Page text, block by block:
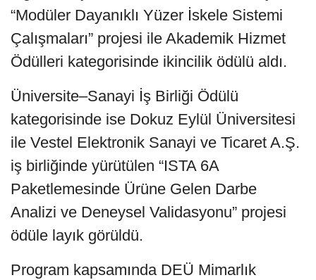
“Modüler Dayanıklı Yüzer İskele Sistemi
Çalışmaları” projesi ile Akademik Hizmet
Ödülleri kategorisinde ikincilik ödülü aldı.
Üniversite–Sanayi İş Birliği Ödülü
kategorisinde ise Dokuz Eylül Üniversitesi
ile Vestel Elektronik Sanayi ve Ticaret A.Ş.
iş birliğinde yürütülen “ISTA 6A
Paketlemesinde Ürüne Gelen Darbe
Analizi ve Deneysel Validasyonu” projesi
ödüle layık görüldü.
Program kapsamında DEÜ Mimarlık